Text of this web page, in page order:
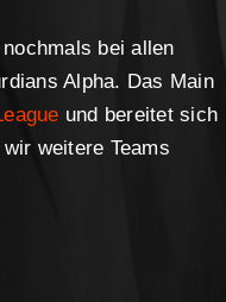
bei allen
Alpha. Das Main
und bereitet sich
weitere Teams